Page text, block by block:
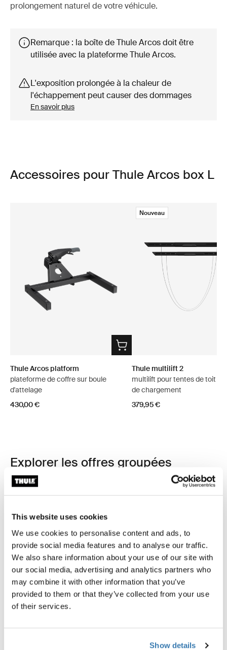
This website uses cookies
We use cookies to personalise content and ads, to
provide social media features and to analyse our traffic.
We also share information about your use of our site with
our social media, advertising and analytics partners who
may combine it with other information that you’ve
provided to them or that they’ve collected from your use
of their services.
Show details
prolongement naturel de votre véhicule.
Remarque : la boîte de Thule Arcos doit être
utilisée avec la plateforme Thule Arcos.
L'exposition prolongée à la chaleur de
l'échappement peut causer des dommages
En savoir plus
Accessoires pour Thule Arcos box L
Thule Arcos platform
plateforme de coffre sur boule
d'attelage
430,00 €
Nouveau
Thule multilift 2
multilift pour tentes de toit et
de chargement
379,95 €
Explorer les offres groupées